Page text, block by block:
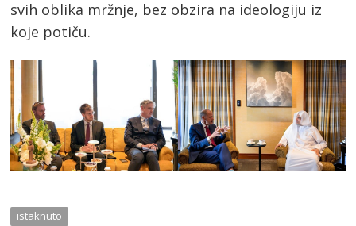
svih oblika mržnje, bez obzira na ideologiju iz
koje potiču.
istaknuto